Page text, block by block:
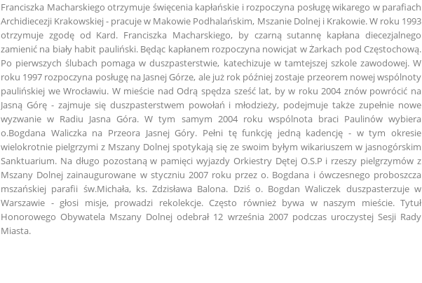
Franciszka Macharskiego otrzymuje święcenia kapłańskie i rozpoczyna posługę wikarego w parafiach
Archidiecezji Krakowskiej - pracuje w Makowie Podhalańskim, Mszanie Dolnej i Krakowie. W roku 1993
otrzymuje zgodę od Kard. Franciszka Macharskiego, by czarną sutannę kapłana diecezjalnego
zamienić na biały habit pauliński. Będąc kapłanem rozpoczyna nowicjat w Żarkach pod Częstochową.
Po pierwszych ślubach pomaga w duszpasterstwie, katechizuje w tamtejszej szkole zawodowej. W
roku 1997 rozpoczyna posługę na Jasnej Górze, ale już rok później zostaje przeorem nowej wspólnoty
paulińskiej we Wrocławiu. W mieście nad Odrą spędza sześć lat, by w roku 2004 znów powrócić na
Jasną Górę - zajmuje się duszpasterstwem powołań i młodzieży, podejmuje także zupełnie nowe
wyzwanie w Radiu Jasna Góra. W tym samym 2004 roku wspólnota braci Paulinów wybiera
o.Bogdana Waliczka na Przeora Jasnej Góry. Pełni tę funkcję jedną kadencję - w tym okresie
wielokrotnie pielgrzymi z Mszany Dolnej spotykają się ze swoim byłym wikariuszem w jasnogórskim
Sanktuarium. Na długo pozostaną w pamięci wyjazdy Orkiestry Dętej O.S.P i rzeszy pielgrzymów z
Mszany Dolnej zainaugurowane w styczniu 2007 roku przez o. Bogdana i ówczesnego proboszcza
mszańskiej parafii św.Michała, ks. Zdzisława Balona. Dziś o. Bogdan Waliczek duszpasterzuje w
Warszawie - głosi misje, prowadzi rekolekcje. Często również bywa w naszym mieście. Tytuł
Honorowego Obywatela Mszany Dolnej odebrał 12 września 2007 podczas uroczystej Sesji Rady
Miasta.